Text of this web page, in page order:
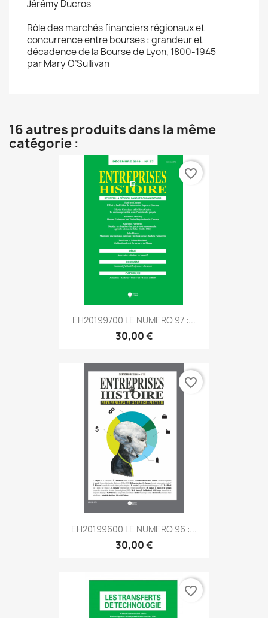
Jérémy Ducros
Rôle des marchés financiers régionaux et
concurrence entre bourses : grandeur et
décadence de la Bourse de Lyon, 1800-1945
par Mary O’Sullivan
16 autres produits dans la même
catégorie :
EH20199700 LE NUMERO 97 :...
30,00 €
favorite_border
EH20199600 LE NUMERO 96 :...
30,00 €
favorite_border
favorite_border